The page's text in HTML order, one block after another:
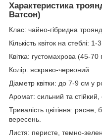
Характеристика
Ватсон)
Клас: чайно-гібридна
Кількість квіток на стеблі: 1-3
Квітка: густомахрова (45-
Колір: яскраво-червоний
Діаметр квітки: до 7-9 см у
Аромат: сильний та
Тривалість цвітіння:
вересень.
Листя: перисте, темно-